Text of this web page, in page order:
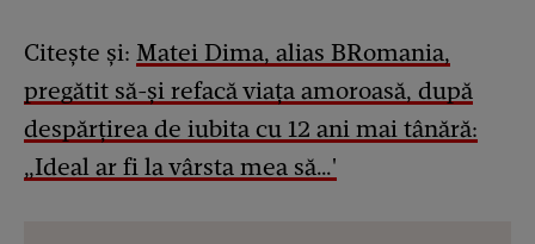
Citește și: Matei Dima, alias BRomania,
pregătit să-și refacă viața amoroasă, după
despărțirea de iubita cu 12 ani mai tânără:
„Ideal ar fi la vârsta mea să…'